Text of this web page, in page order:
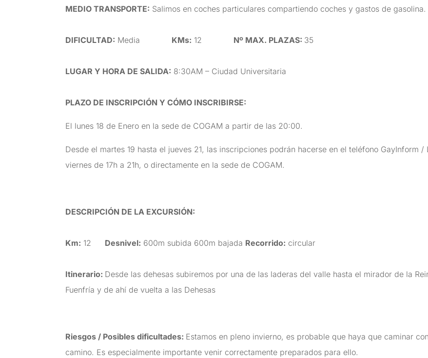
MEDIO TRANSPORTE: Salimos en coches particulares compartiendo coches y gastos de gasolina.
DIFICULTAD: Media KMs: 12 Nº MAX. PLAZAS: 35
LUGAR Y HORA DE SALIDA: 8:30AM – Ciudad Universitaria
PLAZO DE INSCRIPCIÓN Y CÓMO INSCRIBIRSE:
El lunes 18 de Enero en la sede de COGAM a partir de las 20:00.
Desde el martes 19 hasta el jueves 21, las inscripciones podrán hacerse en el teléfono GayInform
viernes de 17h a 21h, o directamente en la sede de COGAM.
DESCRIPCIÓN DE LA EXCURSIÓN:
Km: 12 Desnivel: 600m subida 600m bajada Recorrido: circular
Itinerario: Desde las dehesas subiremos por una de las laderas del valle hasta el mirador de la
Fuenfría y de ahí de vuelta a las Dehesas
Riesgos / Posibles dificultades: Estamos en pleno invierno, es probable que haya que caminar
camino. Es especialmente importante venir correctamente preparados para ello.